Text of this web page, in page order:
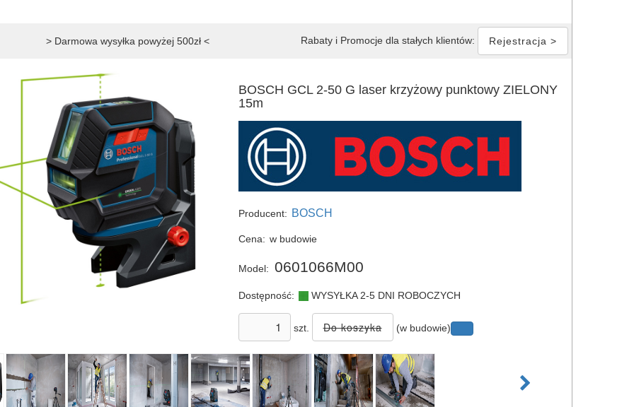
> Darmowa wysyłka powyżej 500zł < Rabaty i Promocje dla stałych klientów: Rejestracja >
BOSCH GCL 2-50 G laser krzyżowy punktowy ZIELONY
15m
Producent: BOSCH
Cena: w budowie
Model: 0601066M00
Dostępność: WYSYŁKA 2-5 DNI ROBOCZYCH
szt. (w budowie)